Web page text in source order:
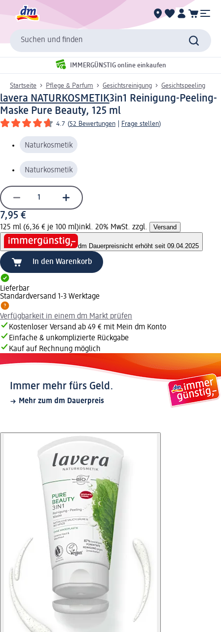
Suchen und finden
IMMERGÜNSTIG online einkaufen
Startseite Pflege & Parfum Gesichtsreinigung Gesichtspeeling
lavera NATURKOSMETIK3in1 Reinigung-Peeling-
Maske Pure Beauty, 125 ml
4.7 (52 Bewertungen Frage stellen)
Naturkosmetik
Naturkosmetik
7,95 €
125 ml (6,36 € je 100 ml)inkl. 20% MwSt. zzgl. Versand
dm Dauerpreisnicht erhöht seit 09.04.2025
In den Warenkorb
Lieferbar
Standardversand 1-3 Werktage
Verfügbarkeit in einem dm Markt prüfen
Kostenloser Versand ab 49 € mit Mein dm Konto
Einfache & unkomplizierte Rückgabe
Kauf auf Rechnung möglich
Immer mehr fürs Geld.
Mehr zum dm Dauerpreis